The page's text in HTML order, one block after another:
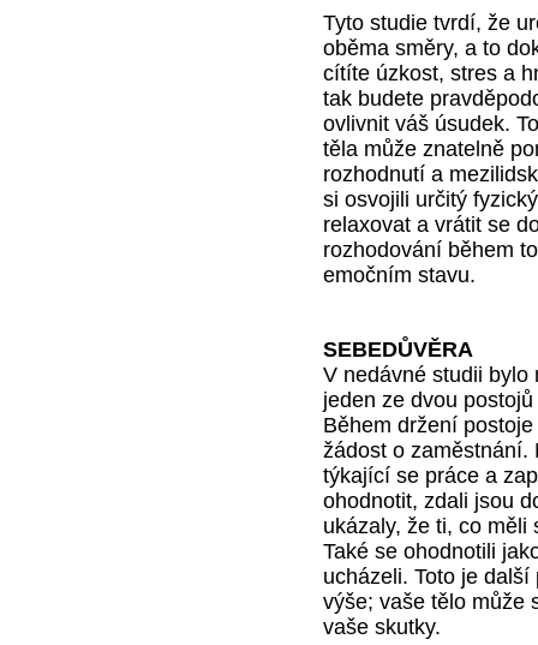
Tyto studie tvrdí, že
oběma směry, a to
cítíte úzkost, stres a
tak budete
ovlivnit váš úsudek.
těla může znatelně
rozhodnutí a
si osvojili určitý
relaxovat a vrátit se
rozhodování během
emočním stavu.
SEBEDŮVĚRA
V nedávné studii bylo
jeden ze dvou
Během držení
žádost o zaměstnání.
týkající se práce a
ohodnotit, zdali jsou
ukázaly, že ti, co měli
Také se ohodnotili
ucházeli. Toto je
výše; vaše tělo může
vaše skutky.